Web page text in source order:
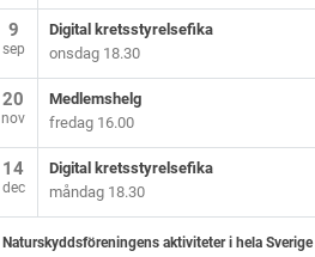
9
sep
Digital kretsstyrelsefika
onsdag 18.30
20
nov
Medlemshelg
fredag 16.00
14
dec
Digital kretsstyrelsefika
måndag 18.30
Naturskyddsföreningens aktiviteter i hela Sverige